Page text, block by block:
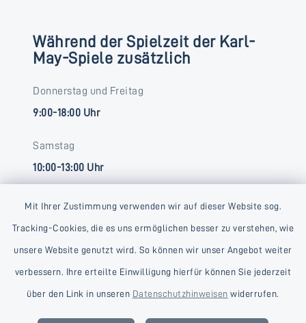
Mit Ihrer Zustimmung verwenden wir auf dieser Website sog.
Tracking-Cookies, die es uns ermöglichen besser zu verstehen, wie
unsere Website genutzt wird. So können wir unser Angebot weiter
verbessern. Ihre erteilte Einwilligung hierfür können Sie jederzeit
über den Link in unseren Datenschutzhinweisen widerrufen.
Während der Spielzeit der Karl-
May-Spiele zusätzlich
Donnerstag und Freitag
9:00-18:00 Uhr
Samstag
10:00-13:00 Uhr
Kontakt